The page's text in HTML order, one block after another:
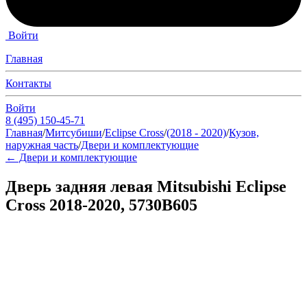
Войти
Главная
Контакты
Войти
8 (495) 150-45-71
Главная/Митсубиши/Eclipse Cross/(2018 - 2020)/Кузов,
наружная часть/Двери и комплектующие
← Двери и комплектующие
Дверь задняя левая Mitsubishi Eclipse
Cross 2018-2020, 5730B605